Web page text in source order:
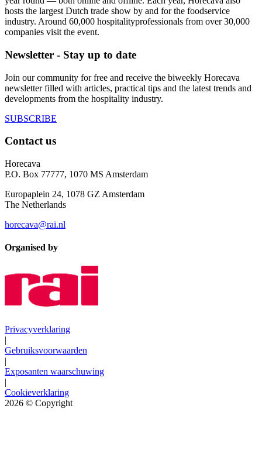
hosts the largest Dutch trade show by and for the foodservice
industry. Around 60,000 hospitalityprofessionals from over 30,000
companies visit the event.
Newsletter - Stay up to date
Join our community for free and receive the biweekly Horecava
newsletter filled with articles, practical tips and the latest trends and
developments from the hospitality industry.
SUBSCRIBE
Contact us
Horecava
P.O. Box 77777, 1070 MS Amsterdam
Europaplein 24, 1078 GZ Amsterdam
The Netherlands
horecava@rai.nl
Organised by
Privacyverklaring
|
Gebruiksvoorwaarden
|
Exposanten waarschuwing
|
Cookieverklaring
2026 © Copyright